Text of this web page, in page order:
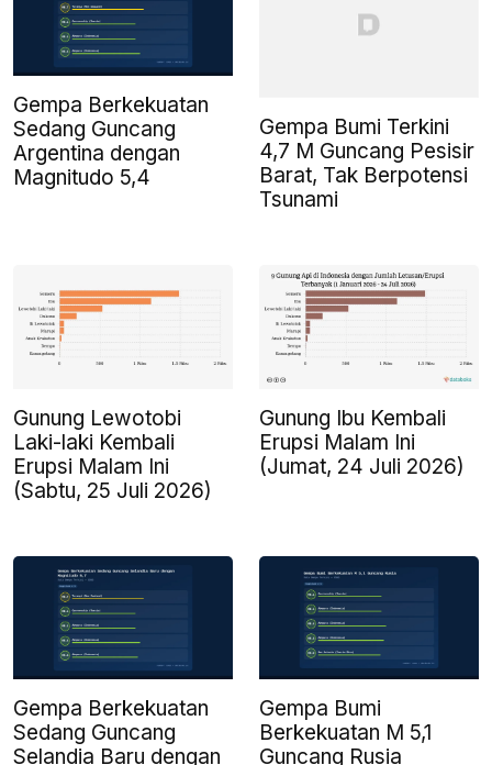
Gempa Berkekuatan
Sedang Guncang
Argentina dengan
Magnitudo 5,4
Gempa Bumi Terkini
4,7 M Guncang Pesisir
Barat, Tak Berpotensi
Tsunami
Gunung Lewotobi
Laki-laki Kembali
Erupsi Malam Ini
(Sabtu, 25 Juli 2026)
Gunung Ibu Kembali
Erupsi Malam Ini
(Jumat, 24 Juli 2026)
Gempa Berkekuatan
Sedang Guncang
Selandia Baru dengan
Gempa Bumi
Berkekuatan M 5,1
Guncang Rusia